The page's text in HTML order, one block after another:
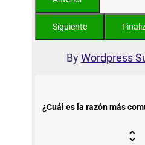
ByWordpress
¿Cuál es la razón más